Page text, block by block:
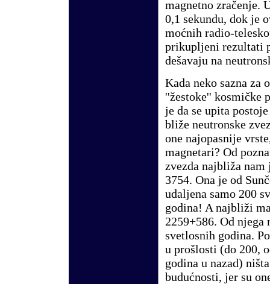
magnetno zračenje.
0,1 sekundu, dok je
moćnih radio-
prikupljeni rezultati
dešavaju na
Kada neko sazna za
''žestoke'' kosmičke
je da se upita
bliže neutronske
one najopasnije
magnetari? Od
zvezda najbliža nam
3754. Ona je od
udaljena samo 200
godina! A najbliži
2259+586. Od njega
svetlosnih godina.
u prošlosti (do 200,
godina u nazad)
budućnosti, jer su